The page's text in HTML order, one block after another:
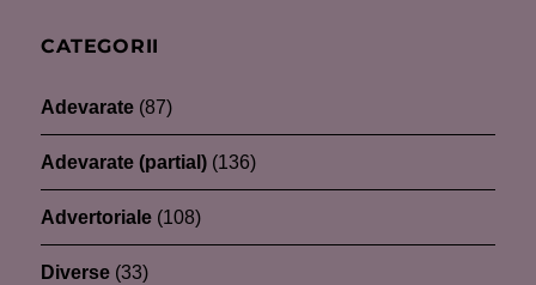
CATEGORII
Adevarate (87)
Adevarate (partial) (136)
Advertoriale (108)
Diverse (33)